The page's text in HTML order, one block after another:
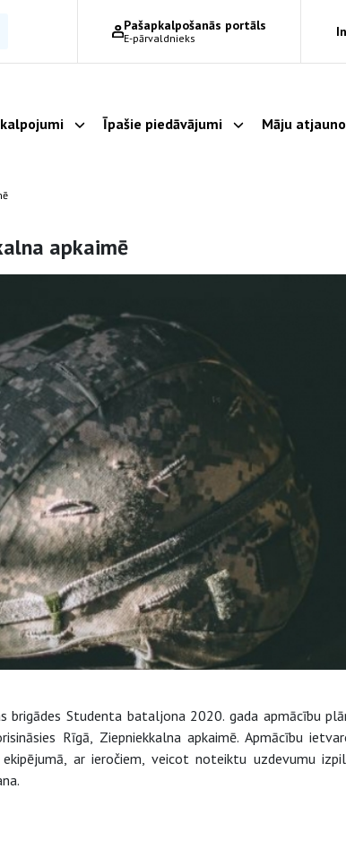
Pašapkalpošanās portāls
E-pārvaldnieks
Parādīt apakšizvēlni
Īpašie piedāvājumi Parādīt
Māju
apkaimē
brigādes Studenta bataljona 2020. gada apmācību
Rīgā, Ziepniekkalna apkaimē. Apmācību
ar ieročiem, veicot noteiktu uzdevumu